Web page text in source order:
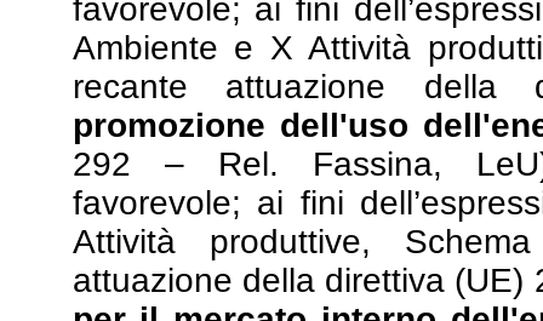
favorevole; ai fini
Ambiente e X Attività
recante attuazione della
promozione dell'uso
292 – Rel. Fassina,
favorevole; ai fini
Attività produttive,
attuazione della direttiva